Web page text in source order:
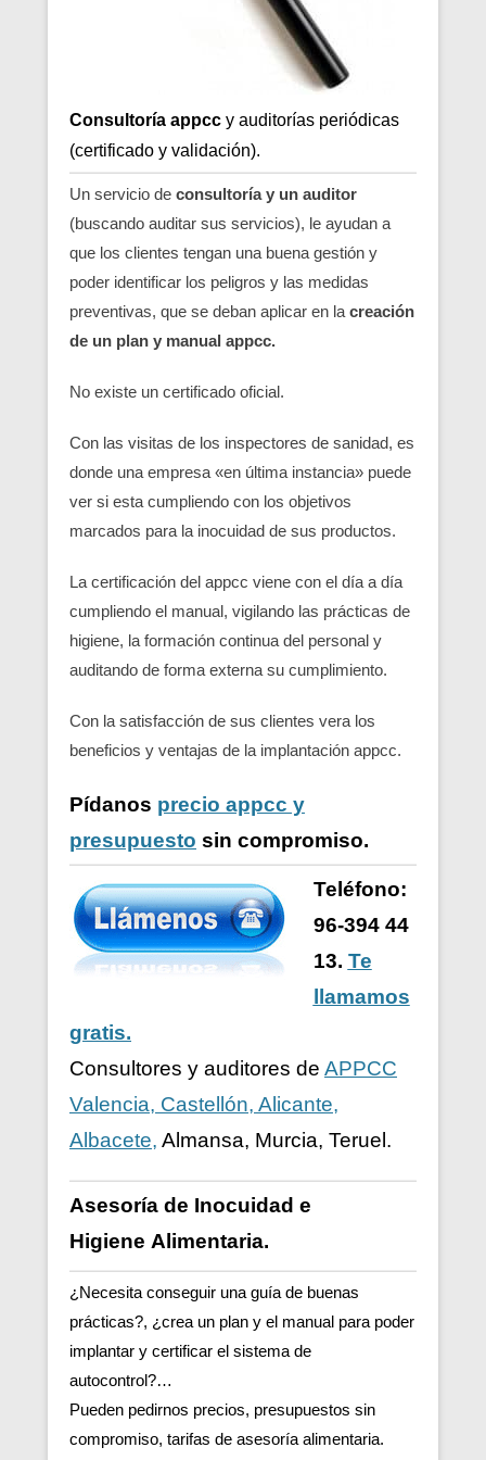
Consultoría appcc y auditorías periódicas
(certificado y validación).
Un servicio de consultoría y un auditor
(buscando auditar sus servicios), le ayudan a
que los clientes tengan una buena gestión y
poder identificar los peligros y las medidas
preventivas, que se deban aplicar en la creación
de un plan y manual appcc.
No existe un certificado oficial.
Con las visitas de los inspectores de sanidad, es
donde una empresa «en última instancia» puede
ver si esta cumpliendo con los objetivos
marcados para la inocuidad de sus productos.
La certificación del appcc viene con el día a día
cumpliendo el manual, vigilando las prácticas de
higiene, la formación continua del personal y
auditando de forma externa su cumplimiento.
Con la satisfacción de sus clientes vera los
beneficios y ventajas de la implantación appcc.
Pídanos precio appcc y
presupuesto sin compromiso.
Teléfono:
96-394 44
13. Te
llamamos
gratis.
Consultores y auditores de APPCC
Valencia, Castellón, Alicante,
Albacete, Almansa, Murcia, Teruel.
Asesoría de Inocuidad e
Higiene Alimentaria.
¿Necesita conseguir una guía de buenas
prácticas?, ¿crea un plan y el manual para poder
implantar y certificar el sistema de
autocontrol?…
Pueden pedirnos precios, presupuestos sin
compromiso, tarifas de asesoría alimentaria.